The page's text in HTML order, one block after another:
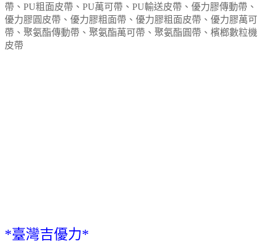
帶、PU粗面皮帶、PU萬可帶、PU輸送皮帶、優力膠傳動帶、
優力膠圓皮帶、優力膠粗面帶、優力膠粗面皮帶、優力膠萬可
帶、聚氨酯傳動帶、聚氨酯萬可帶、聚氨酯圓帶、檳榔數粒機
皮帶
*臺灣吉優力*